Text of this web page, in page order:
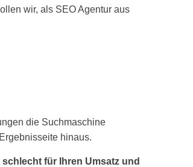
wir, als SEO Agentur aus
die Suchmaschine
hinaus.
für Ihren Umsatz und